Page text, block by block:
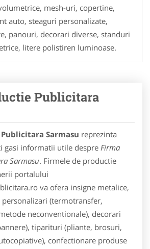
mesh-uri, copertine,
auto, steaguri personalizate,
panouri, decorari diverse, standuri
litere polistiren luminoase.
Publicitara
Sarmasu reprezinta
gasi informatii utile despre Firma
Sarmasu. Firmele de productie
portalului
va ofera insigne metalice,
(termotransfer,
neconventionale), decorari
tiparituri (pliante, brosuri,
confectionare produse